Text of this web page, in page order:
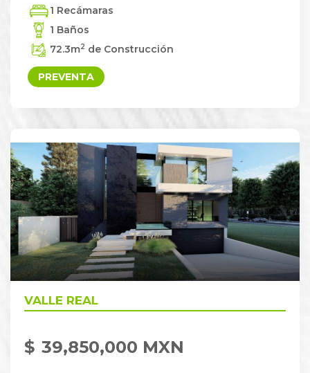
1 Recámaras
1 Baños
72.3m2 de Construcción
PREVENTA
VALLE REAL
$ 39,850,000 MXN